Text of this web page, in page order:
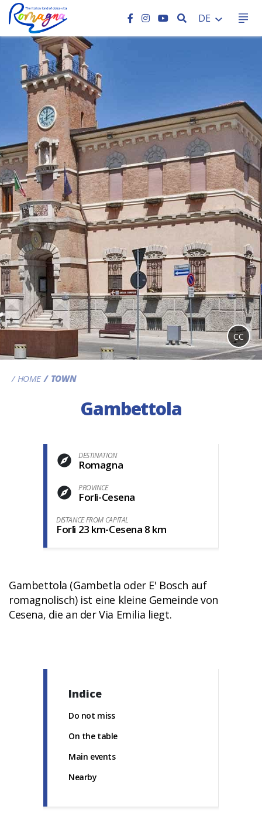
SEARCH
DE
CC
HOME TOWN
Gambettola
DESTINATION
Romagna
PROVINCE
Forlì-Cesena
DISTANCE FROM CAPITAL
Forlì 23 km-Cesena 8 km
Gambettola (Gambetla oder E' Bosch auf
romagnolisch) ist eine kleine Gemeinde von
Cesena, die an der Via Emilia liegt.
Indice
Do not miss
On the table
Main events
Nearby